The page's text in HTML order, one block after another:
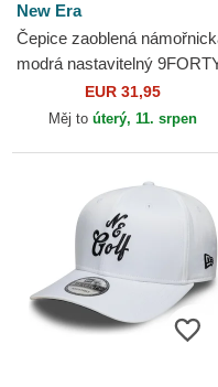
New Era
Čepice zaoblená
modrá nastavitelný
Golf All Over Print New Era
EUR 31,95
Měj to úterý, 11. srpen